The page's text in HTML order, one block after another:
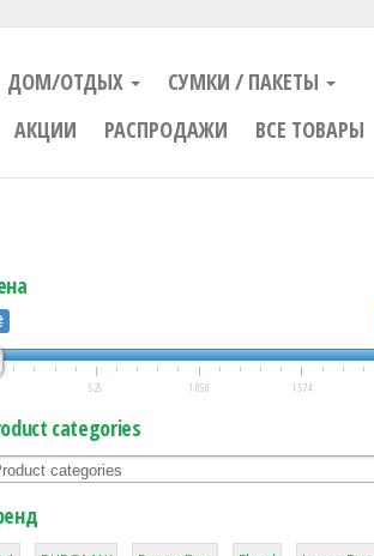
ДОМ/ОТДЫХ
СУМКИ / ПАКЕТЫ
АКЦИИ РАСПРОДАЖИ ВСЕ ТОВАРЫ
525 1 050 1 574
categories
1 1 2 2